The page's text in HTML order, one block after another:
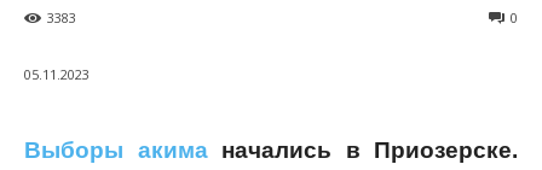
0
3383
05.11.2023
Выборы акиманачались в Приозерске.